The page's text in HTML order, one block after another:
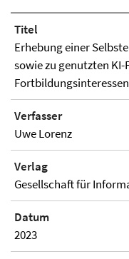
Titel
Erhebung einer
sowie zu genutzten
Verfasser
Uwe Lorenz
Verlag
Gesellschaft für
Datum
2023